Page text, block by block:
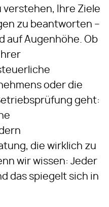
Ihre Ziele
zu beantworten –
auf Augenhöhe. Ob
oder die
geht:
die wirklich zu
wir wissen: Jeder
das spiegelt sich in